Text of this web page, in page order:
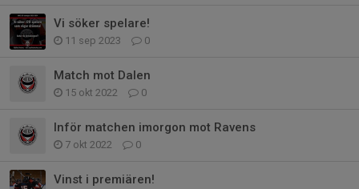
Vi söker spelare!
11 sep 2023 0
Match mot Dalen
15 okt 2022 0
Inför matchen imorgon mot Ravens
7 okt 2022 0
Vinst i premiären!